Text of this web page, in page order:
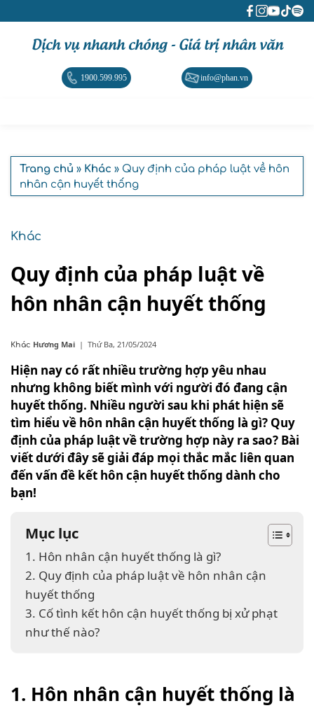
Dịch vụ nhanh chóng - Giá trị nhân văn
1900.599.995 info@phan.vn
Trang chủ » Khác » Quy định của pháp luật về hôn
nhân cận huyết thống
Khác
Quy định của pháp luật về
hôn nhân cận huyết thống
Khác Hương Mai | Thứ Ba, 21/05/2024
Hiện nay có rất nhiều trường hợp yêu nhau
nhưng không biết mình với người đó đang cận
huyết thống. Nhiều người sau khi phát hiện sẽ
tìm hiểu về hôn nhân cận huyết thống là gì? Quy
định của pháp luật về trường hợp này ra sao? Bài
viết dưới đây sẽ giải đáp mọi thắc mắc liên quan
đến vấn đề kết hôn cận huyết thống dành cho
bạn!
Mục lục
1. Hôn nhân cận huyết thống là gì?
2. Quy định của pháp luật về hôn nhân cận
huyết thống
3. Cố tình kết hôn cận huyết thống bị xử phạt
như thế nào?
1. Hôn nhân cận huyết thống là